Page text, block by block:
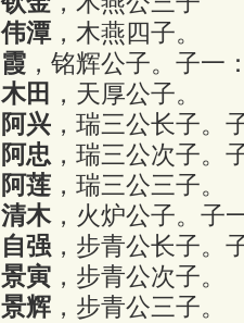
伟潭，木燕四子。
霞 ，铭辉公子。子一
木田 ，天厚公子。
阿兴 ，瑞三公长子。
阿忠 ，瑞三公次子。
阿莲 ，瑞三公三子。
清木，火炉公子。子
自强 ，步青公长子。
景寅 ，步青公次子。
景辉 ，步青公三子。